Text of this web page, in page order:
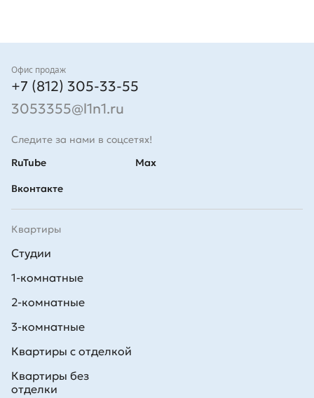
Контакты
Офис продаж
+7 (812) 305-33-55
3053355@l1n1.ru
Следите за нами в соцсетях!
RuTube
Вконтакте
Max
Квартиры
Студии
1-комнатные
2-комнатные
3-комнатные
Квартиры с отделкой
Квартиры без
отделки